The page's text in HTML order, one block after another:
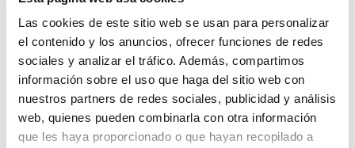
Las cookies de este sitio web se usan para personalizar
el contenido y los anuncios, ofrecer funciones de redes
sociales y analizar el tráfico. Además, compartimos
información sobre el uso que haga del sitio web con
nuestros partners de redes sociales, publicidad y análisis
web, quienes pueden combinarla con otra información
que les haya proporcionado o que hayan recopilado a
Concretamente, el
de los encuestados españoles reconoce
buscarconsejossobre la salud y la experiencia de otros
pacientes en su mismo estado, mientras que un27% navega en
busca de consejos sobre el estado de salud de un
familiar o
amigo . Y, como destaca la encuesta, hasta el73%de los